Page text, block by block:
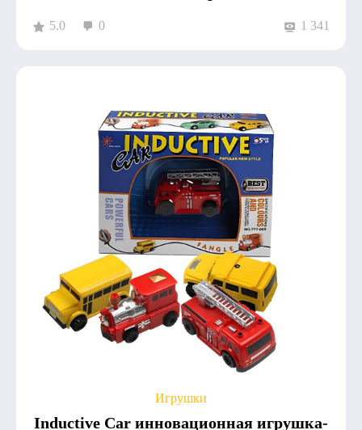
5.0 0 1 341
Игрушки
Inductive Car инновационная игрушка-